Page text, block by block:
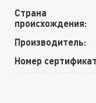
Страна
происхождения:
Производитель:
Номер